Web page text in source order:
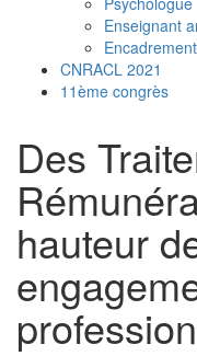
Enseignant
CNRACL 2021
11ème congrès
Des
hauteur